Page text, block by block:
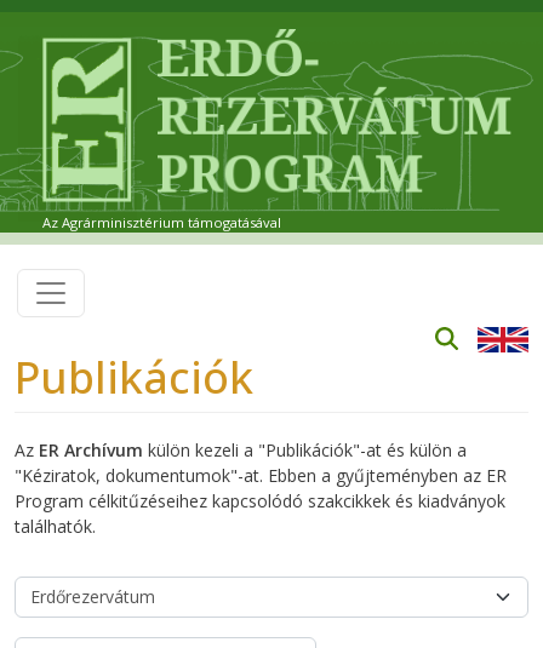
Az Agrárminisztérium támogatásával
Publikációk
Az ER Archívum külön kezeli a "Publikációk"-at és külön a
"Kéziratok, dokumentumok"-at. Ebben a gyűjteményben az ER
Program célkitűzéseihez kapcsolódó szakcikkek és kiadványok
találhatók.